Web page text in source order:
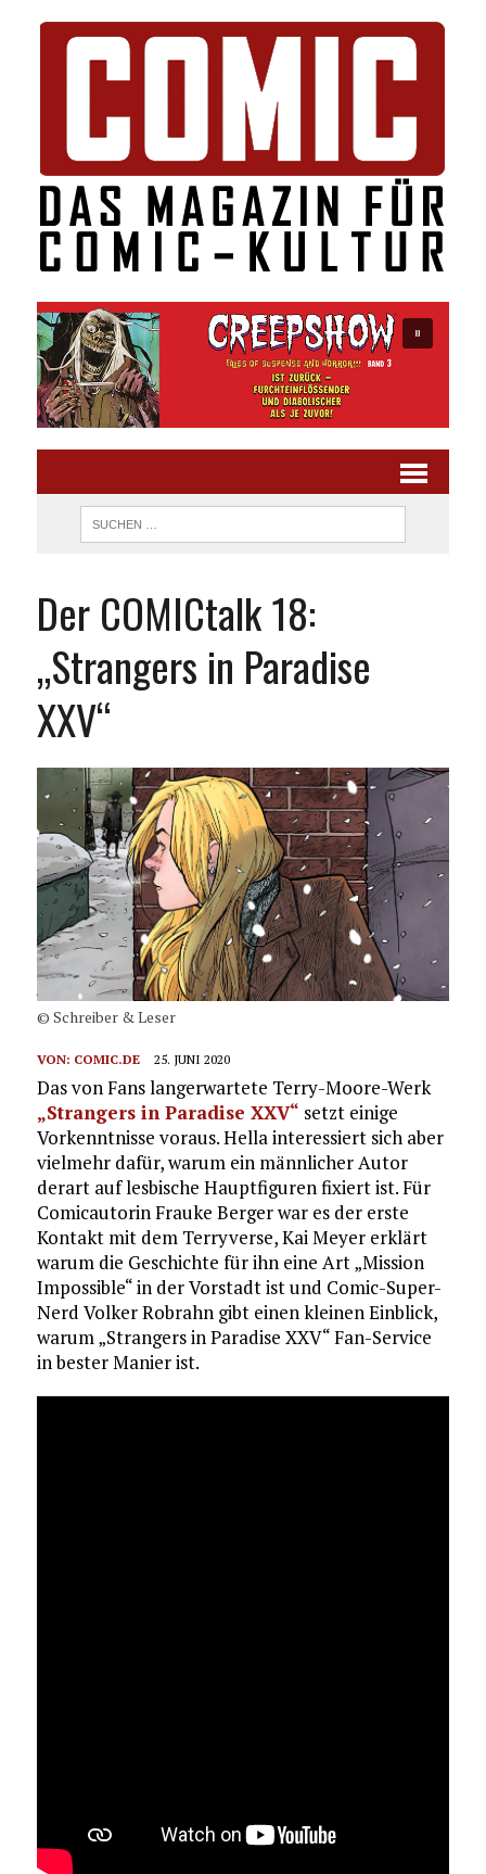
Der COMICtalk 18:
„Strangers in Paradise
XXV“
© Schreiber & Leser
VON: COMIC.DE 25. JUNI 2020
Das von Fans langerwartete Terry-Moore-Werk
„Strangers in Paradise XXV“ setzt einige
Vorkenntnisse voraus. Hella interessiert sich aber
vielmehr dafür, warum ein männlicher Autor
derart auf lesbische Hauptfiguren fixiert ist. Für
Comicautorin Frauke Berger war es der erste
Kontakt mit dem Terryverse, Kai Meyer erklärt
warum die Geschichte für ihn eine Art „Mission
Impossible“ in der Vorstadt ist und Comic-Super-
Nerd Volker Robrahn gibt einen kleinen Einblick,
warum „Strangers in Paradise XXV“ Fan-Service
in bester Manier ist.